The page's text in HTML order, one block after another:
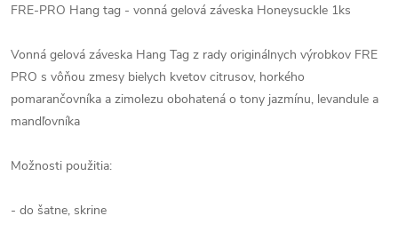
FRE-PRO Hang tag - vonná gelová záveska Honeysuckle 1ks
Vonná gelová záveska Hang Tag z rady originálnych výrobkov FRE
PRO s vôňou zmesy bielych kvetov citrusov, horkého
pomarančovníka a zimolezu obohatená o tony jazmínu, levandule a
mandľovníka
Možnosti použitia:
- do šatne, skrine